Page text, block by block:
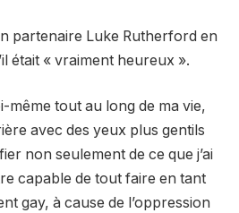
partenaire Luke Rutherford en
était « vraiment heureux ».
même tout au long de ma vie,
avec des yeux plus gentils
non seulement de ce que j’ai
capable de tout faire en tant
gay, à cause de l’oppression